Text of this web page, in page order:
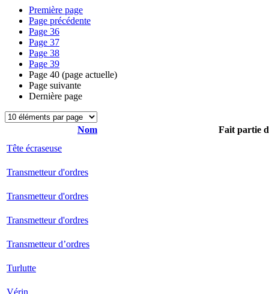
Première page
Page précédente
Page 36
Page 37
Page 38
Page 39
Page 40 (page actuelle)
Page suivante
Dernière page
Nom
Fait partie
Tête écraseuse
Transmetteur d'ordres
Transmetteur d'ordres
Transmetteur d'ordres
Transmetteur d’ordres
Turlutte
Vérin